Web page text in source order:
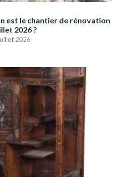
est le chantier de rénovation
2026 ?
2026